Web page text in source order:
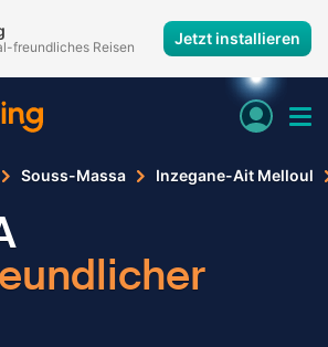
freundliches Reisen Jetzt installieren
Souss-Massa Inzegane-Ait Melloul